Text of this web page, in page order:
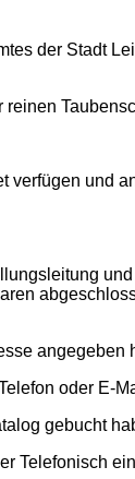
der Stadt
verfügen und
angegeben
oder E-
gebucht
Telefonisch